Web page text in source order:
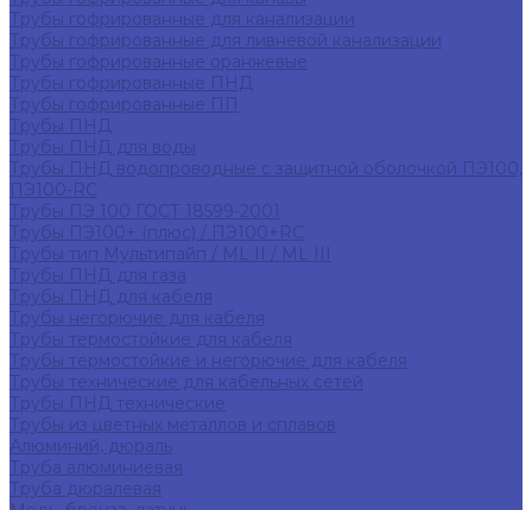
Трубы гофрированные для канализации
Трубы гофрированные для ливневой канализации
Трубы гофрированные оранжевые
Трубы гофрированные ПНД
Трубы гофрированные ПП
Трубы ПНД
Трубы ПНД для воды
Трубы ПНД водопроводные с защитной оболочкой ПЭ100,
ПЭ100-RC
Трубы ПЭ 100 ГОСТ 18599-2001
Трубы ПЭ100+ (плюс) / ПЭ100+RC
Трубы тип Мультипайп / ML II / ML III
Трубы ПНД для газа
Трубы ПНД для кабеля
Трубы негорючие для кабеля
Трубы термостойкие для кабеля
Трубы термостойкие и негорючие для кабеля
Трубы технические для кабельных сетей
Трубы ПНД технические
Трубы из цветных металлов и сплавов
Алюминий, дюраль
Труба алюминиевая
Труба дюралевая